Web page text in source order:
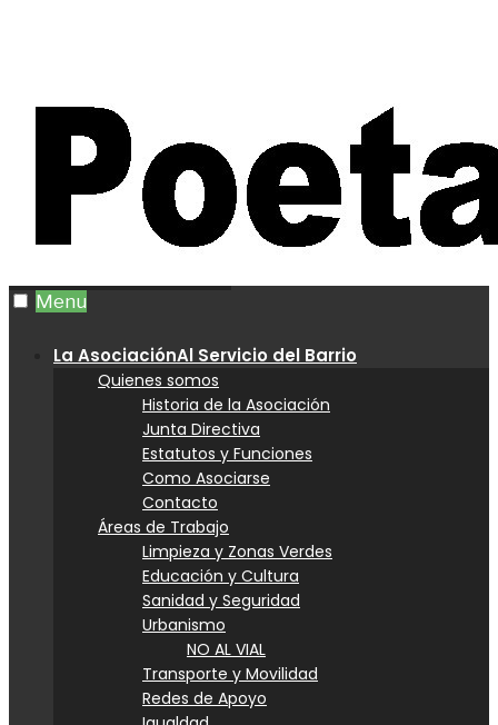
Menu
La AsociaciónAl Servicio del Barrio
Quienes somos
Historia de la Asociación
Junta Directiva
Estatutos y Funciones
Como Asociarse
Contacto
Áreas de Trabajo
Limpieza y Zonas Verdes
Educación y Cultura
Sanidad y Seguridad
Urbanismo
NO AL VIAL
Transporte y Movilidad
Redes de Apoyo